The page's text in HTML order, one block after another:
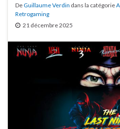
DeGuillaume Verdin dans la catégorie
Retrogaming
21 décembre 2025